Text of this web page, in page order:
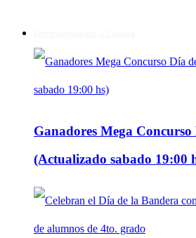
Ganadores Mega
(Actualizado sabado 19:00